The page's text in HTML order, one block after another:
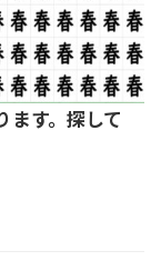
ます。探して